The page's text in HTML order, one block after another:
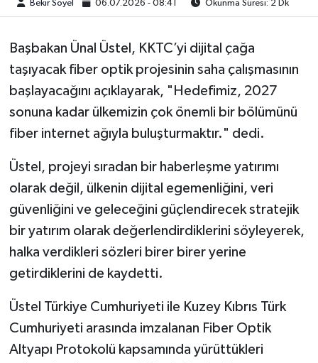
Bekir Soyel 06.07.2026 - 08:41 Okunma Süresi: 2 Dk
Başbakan Ünal Üstel, KKTC’yi dijital çağa
taşıyacak fiber optik projesinin saha çalışmasının
başlayacağını açıklayarak, "Hedefimiz, 2027
sonuna kadar ülkemizin çok önemli bir bölümünü
fiber internet ağıyla buluşturmaktır." dedi.
Üstel, projeyi sıradan bir haberleşme yatırımı
olarak değil, ülkenin dijital egemenliğini, veri
güvenliğini ve geleceğini güçlendirecek stratejik
bir yatırım olarak değerlendirdiklerini söyleyerek,
halka verdikleri sözleri birer birer yerine
getirdiklerini de kaydetti.
Üstel Türkiye Cumhuriyeti ile Kuzey Kıbrıs Türk
Cumhuriyeti arasında imzalanan Fiber Optik
Altyapı Protokolü kapsamında yürüttükleri